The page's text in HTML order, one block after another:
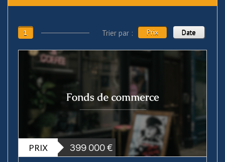
1 Trier par : Prix Date
PRIX 399 000 €